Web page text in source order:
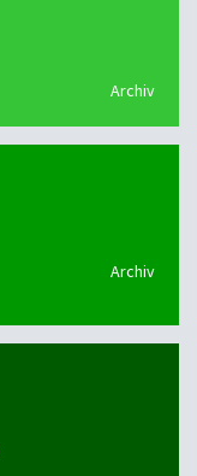
Archiv
Archiv